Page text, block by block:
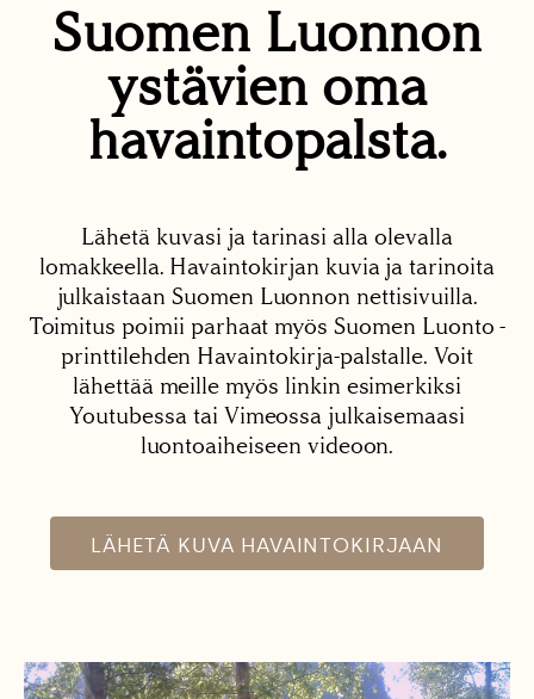
Suomen Luonnon
ystävien oma
havaintopalsta.
Lähetä kuvasi ja tarinasi alla olevalla
lomakkeella. Havaintokirjan kuvia ja tarinoita
julkaistaan Suomen Luonnon nettisivuilla.
Toimitus poimii parhaat myös Suomen Luonto -
printtilehden Havaintokirja-palstalle. Voit
lähettää meille myös linkin esimerkiksi
Youtubessa tai Vimeossa julkaisemaasi
luontoaiheiseen videoon.
LÄHETÄ KUVA HAVAINTOKIRJAAN